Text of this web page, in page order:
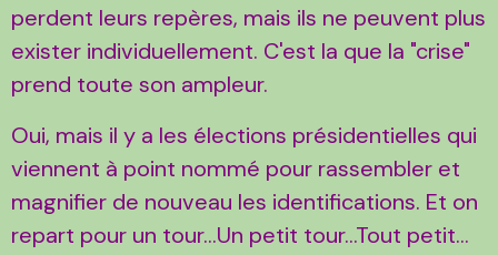
perdent leurs repères, mais ils ne peuvent plus
exister individuellement. C'est la que la "crise"
prend toute son ampleur.
Oui, mais il y a les élections présidentielles qui
viennent à point nommé pour rassembler et
magnifier de nouveau les identifications. Et on
repart pour un tour...Un petit tour...Tout petit...